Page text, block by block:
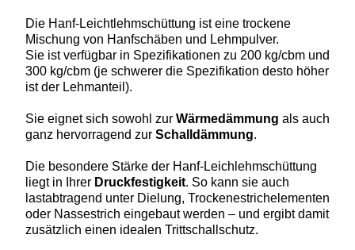
Die Hanf-Leichtlehmschüttung ist eine trockene
Mischung von Hanfschäben und Lehmpulver.
Sie ist verfügbar in Spezifikationen zu 200 kg/cbm und
300 kg/cbm (je schwerer die Spezifikation desto höher
ist der Lehmanteil).
Sie eignet sich sowohl zur Wärmedämmung als auch
ganz hervorragend zur Schalldämmung.
Die besondere Stärke der Hanf-Leichlehmschüttung
liegt in Ihrer Druckfestigkeit. So kann sie auch
lastabtragend unter Dielung, Trockenestrichelementen
oder Nassestrich eingebaut werden – und ergibt damit
zusätzlich einen idealen Trittschallschutz.